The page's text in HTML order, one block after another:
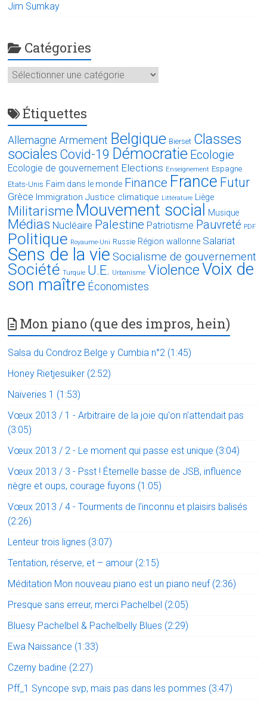
Jim Sumkay
Catégories
Catégories
Étiquettes
Allemagne Armement Belgique Bierset Classes
sociales Covid-19 Démocratie Ecologie
Ecologie de gouvernement Elections Enseignement Espagne
Etats-Unis Faim dans le monde Finance France Futur
Grèce Immigration Justice climatique Littérature Liège
Militarisme Mouvement social Musique
Médias Nucléaire Palestine Patriotisme Pauvreté PDF
Politique Royaume-Uni Russie Région wallonne Salariat
Sens de la vie Socialisme de gouvernement
Société Turquie U.E. Urbanisme ViolenceVoix de
son maître Économistes
Mon piano (que des impros, hein)
Salsa du Condroz Belge y Cumbia n°2 (1:45)
Honey Rietjesuiker (2:52)
Naïveries 1 (1:53)
Vœux 2013 / 1 - Arbitraire de la joie qu'on n'attendait pas
(3:05)
Vœux 2013 / 2 - Le moment qui passe est unique (3:04)
Vœux 2013 / 3 - Psst ! Éternelle basse de JSB, influence
nègre et oups, courage fuyons (1:05)
Vœux 2013 / 4 - Tourments de l'inconnu et plaisirs balisés
(2:26)
Lenteur trois lignes (3:07)
Tentation, réserve, et – amour (2:15)
Méditation Mon nouveau piano est un piano neuf (2:36)
Presque sans erreur, merci Pachelbel (2:05)
Bluesy Pachelbel & Pachelbelly Blues (2:29)
Ewa Naissance (1:33)
Czerny badine (2:27)
Pff_1 Syncope svp, mais pas dans les pommes (3:47)